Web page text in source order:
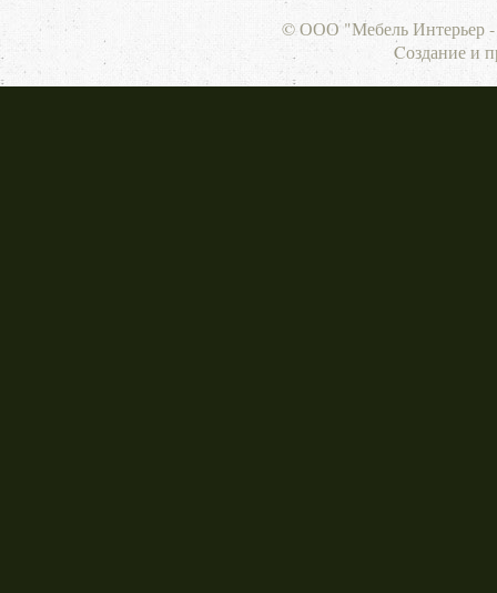
© ООО "Мебель Интерьер -
Cоздание и